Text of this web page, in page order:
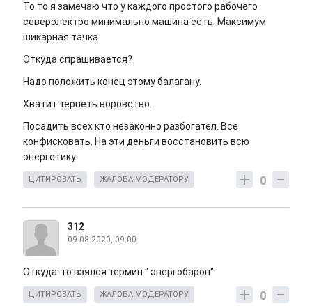
То то я замечаю что у каждого простого рабочего
северэлектро минимально машина есть. Максимум
шикарная тачка.
Откуда спрашивается?
Надо положить конец этому балагану.
Хватит терпеть воровство.
Посадить всех кто незаконно разбогател. Все
конфисковать. На эти деньги восстановить всю
энергетику.
0
ЦИТИРОВАТЬ ЖАЛОБА МОДЕРАТОРУ
312
09.08.2020, 09:00
Откуда-то взялся термин " энергобарон"
0
ЦИТИРОВАТЬ ЖАЛОБА МОДЕРАТОРУ